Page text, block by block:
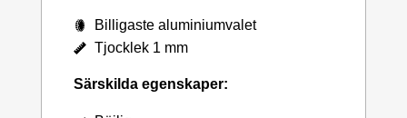
Billigaste aluminiumvalet
Tjocklek 1 mm
Särskilda egenskaper: